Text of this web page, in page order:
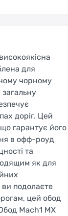
для
чорному
доріг. Цей
гарантує його
в офф-роуд
та
як для
ви подолаєте
цей обод
Mach1 MX